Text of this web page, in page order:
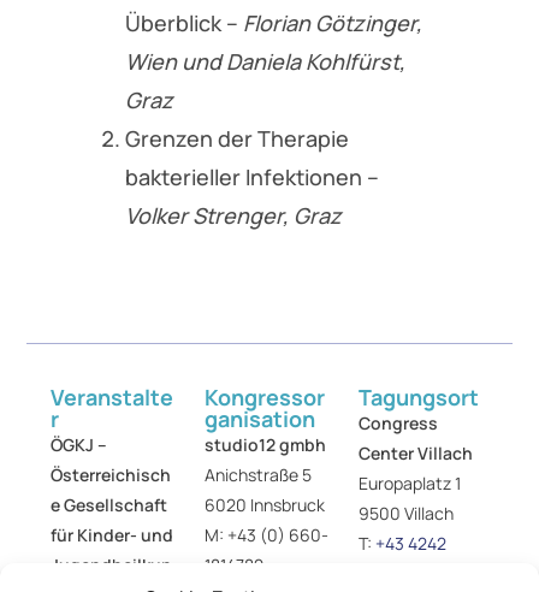
Überblick – Florian Götzinger,
Wien und Daniela Kohlfürst,
Graz
Grenzen der Therapie
bakterieller Infektionen –
Volker Strenger, Graz
Veranstalte
r
ÖGKJ​ –
Österreichisch
e Gesellschaft
für Kinder- und
Jugendheilkun
Kongressor
ganisation
studio12 gmbh
Anichstraße 5
6020 Innsbruck
M: +43 (0) 660-
1814782
Tagungsort
Congress
Center Villach
Europaplatz 1
9500 Villach
T: +43 4242